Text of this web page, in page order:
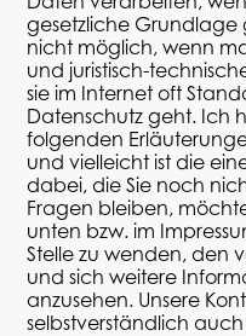
gesetzliche Grundlage
nicht möglich, wenn
und juristisch-
sie im Internet oft
Datenschutz geht. Ich
folgenden
und vielleicht ist die
dabei, die Sie noch
Fragen bleiben,
unten bzw. im
Stelle zu wenden, den
und sich weitere
anzusehen. Unsere
selbstverständlich